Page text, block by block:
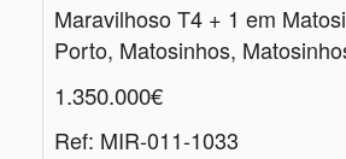
Maravilhoso T4 + 1 em
1.350.000€
Ref: MIR-011-1033